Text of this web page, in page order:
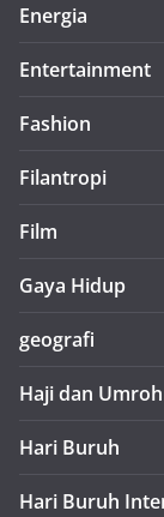
Energia
Entertainment
Fashion
Filantropi
Film
Gaya Hidup
geografi
Haji dan Umroh
Hari Buruh
Hari Buruh